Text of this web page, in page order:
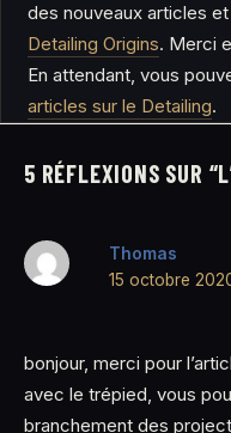
des nouveaux articles
Detailing Origins. Merci
En attendant, vous
articles sur le Detailing.
5 RÉFLEXIONS SUR
Thomas
15 octobre
bonjour, merci pour
avec le trépied, vous
branchement des